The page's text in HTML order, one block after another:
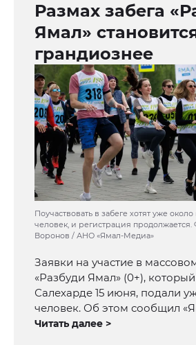
Размах забега
Ямал»
грандиознее
Поучаствовать в забеге хотят уже
человек, и регистрация
Воронов / АНО «Ямал-Медиа»
Заявки на участие в
«Разбуди Ямал» (0+),
Салехарде 15 июня, подали
человек. Об этом сообщил
Читать далее >